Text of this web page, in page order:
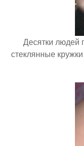
Десятки людей
стеклянные